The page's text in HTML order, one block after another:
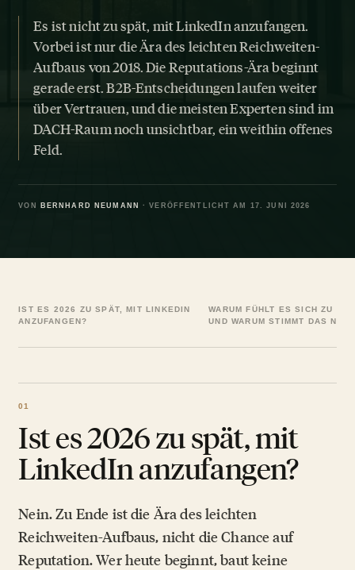
Es ist nicht zu spät, mit LinkedIn anzufangen.
Vorbei ist nur die Ära des leichten Reichweiten-
Aufbaus von 2018. Die Reputations-Ära beginnt
gerade erst. B2B-Entscheidungen laufen weiter
über Vertrauen, und die meisten Experten sind im
DACH-Raum noch unsichtbar, ein weithin offenes
Feld.
VON BERNHARD NEUMANN · VERÖFFENTLICHT AM 17. JUNI 2026
IST ES 2026 ZU SPÄT, MIT LINKEDIN
ANZUFANGEN?
WARUM FÜHLT ES SICH ZU
UND WARUM STIMMT DAS
Ist es 2026 zu spät, mit
LinkedIn anzufangen?
Nein. Zu Ende ist die Ära des leichten
Reichweiten-Aufbaus, nicht die Chance auf
Reputation. Wer heute beginnt, baut keine